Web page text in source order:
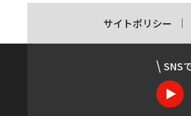
サイトポリシー
SNS